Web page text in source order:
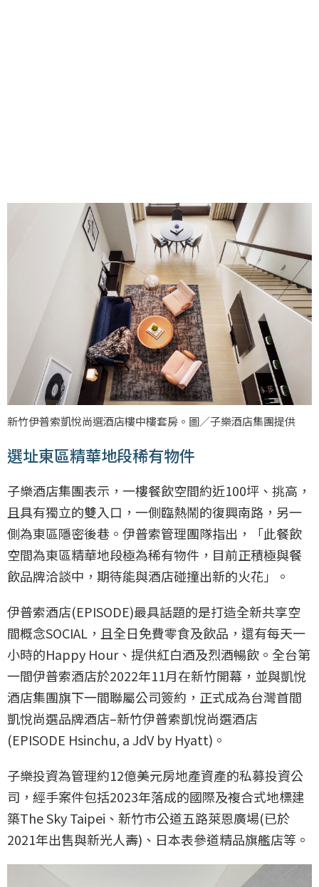
新竹伊普索凱悅尚選酒店樓中樓套房。圖／子樂酒店集團提供
選址東區精華地段稀有物件
子樂酒店集團表示，一樓餐飲空間約近100坪、挑高，
且具有獨立的雙入口，一側臨熱鬧的復興南路，另一
側為東區隱密後巷。伊普索管理團隊指出，「此餐飲
空間為東區精華地段極為稀有物件，目前正積極與餐
飲品牌洽談中，期待能與酒店碰撞出新的火花」。
伊普索酒店(EPISODE)最具話題的是打造全新共享空
間概念SOCIAL，且全日免費零食及飲品，還有每天一
小時的Happy Hour、提供紅白酒及烈酒暢飲。全台第
一間伊普索酒店於2022年11月在新竹開幕，並與凱悅
酒店集團旗下一間聯屬公司簽約，正式成為台灣首間
凱悅尚選品牌酒店–新竹伊普索凱悅尚選酒店
(EPISODE Hsinchu, a JdV by Hyatt)。
子樂投資為管理約12億美元房地產資產的私募投資公
司，經手案件包括2023年落成的國際及複合式地標建
築The Sky Taipei、新竹市公道五路萊恩廣場(已於
2021年出售與新光人壽)、日本表參道精品旗艦店等。